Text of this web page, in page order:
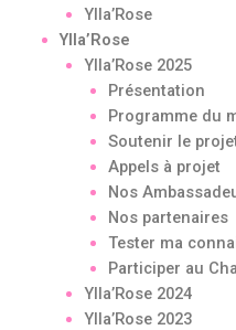
Ylla’Rose
Ylla’Rose
Ylla’Rose 2025
Présentation
Programme du
Soutenir le
Appels à projet
Nos
Nos partenaires
Tester ma
Participer au
Ylla’Rose 2024
Ylla’Rose 2023